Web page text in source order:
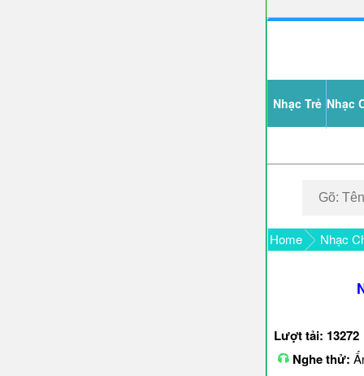
Nhạc Trẻ Nhạc
Home Nhạc
Lượt tải: 13272
Nghe thử: